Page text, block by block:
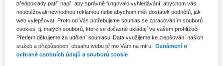
318 Kč
E-kniha Smarteca + soubory ke stažení
V prodeji - ihned k dispozici
Co je Smarteca?
Kde najdu soubory e-knih?
předpoklady patří např. aby správně fungovalo vyhledávání, abychom vás
neobtěžovali nevhodnou reklamou nebo abychom měli dostatek podnětů, jak
web vylepšovat. Proto od Vás potřebujeme souhlas se zpracováním souborů
cookies, tj. malých souborů, které se dočasně ukládají ve vašem prohlížeči.
Předem děkujeme za udělení souhlasu. Data využijeme ke zlepšování našich
služeb a přizpůsobení obsahu webu přímo Vám na míru.
Oznámení o
ochraně osobních údajů a souborů cookie